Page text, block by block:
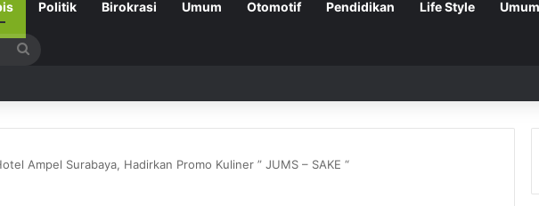
Politik Birokrasi Umum Otomotif Pendidikan Life Style Umum
Ampel Surabaya, Hadirkan Promo Kuliner ” JUMS – SAKE “